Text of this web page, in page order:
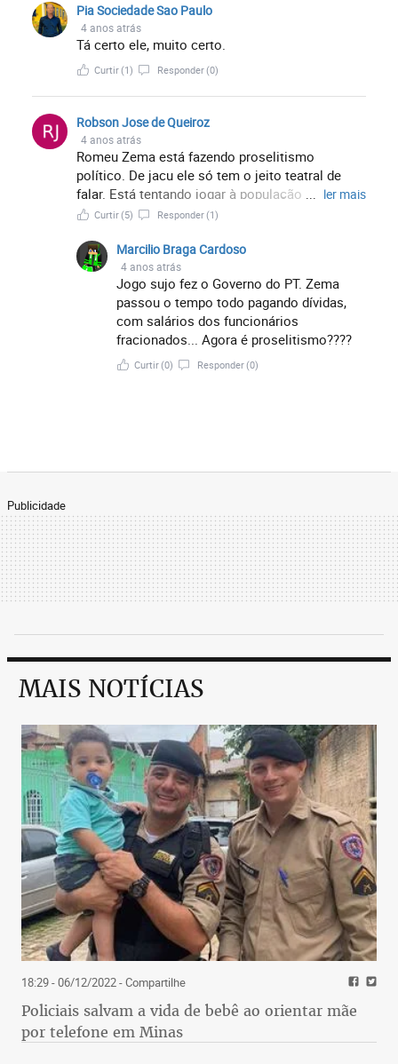
Pia Sociedade Sao Paulo
4 anos atrás
Tá certo ele, muito certo.
Curtir(1) Responder(0)
Robson Jose de Queiroz
4 anos atrás
Romeu Zema está fazendo proselitismo
político. De jacu ele só tem o jeito teatral de
falar. Está tentando jogar à população contra os
policiais. Criando também instabilidade
eleitoreiros.
ler mais
Curtir(5) Responder(1)
Marcilio Braga Cardoso
4 anos atrás
Jogo sujo fez o Governo do PT. Zema
passou o tempo todo pagando dívidas,
com salários dos funcionários
fracionados... Agora é proselitismo????
Curtir(0) Responder(0)
Publicidade
MAIS NOTÍCIAS
18:29 - 06/12/2022- Compartilhe
Policiais salvam a vida de bebê ao orientar mãe
por telefone em Minas